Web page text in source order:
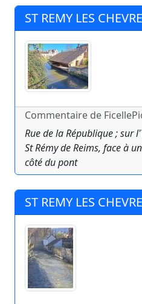
ST REMY LES
Commentaire de
Rue de la République ; sur
St Rémy de Reims, face à
côté du pont
ST REMY LES